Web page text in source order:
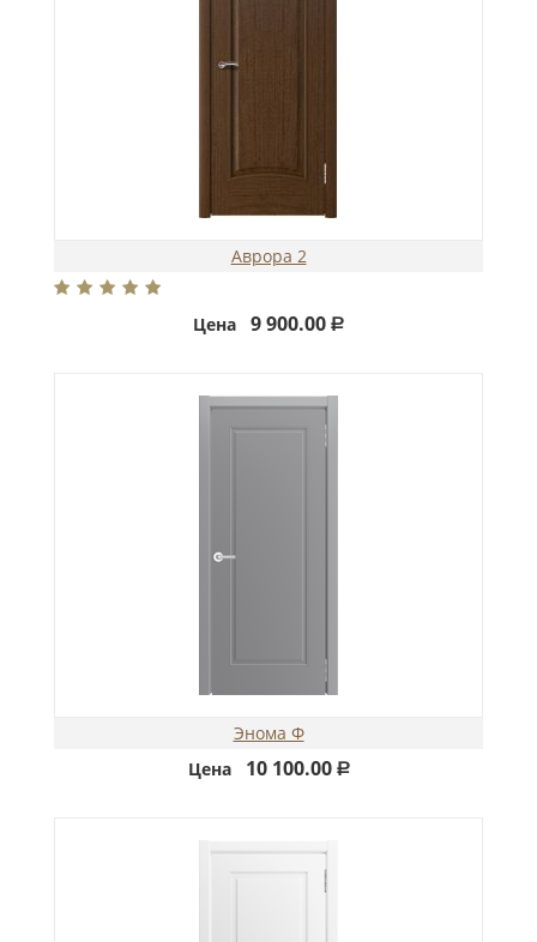
Аврора 2
Цена 9 900.00 Р
Энома Ф
Цена
10 100.00 Р